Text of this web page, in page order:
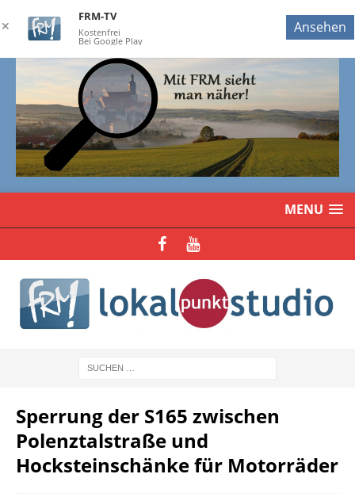
MENU
Sperrung der S165 zwischen
Polenztalstraße und
Hocksteinschänke für Motorräder
✕
FRM-TV
Kostenfrei
Bei Google Play
Ansehen